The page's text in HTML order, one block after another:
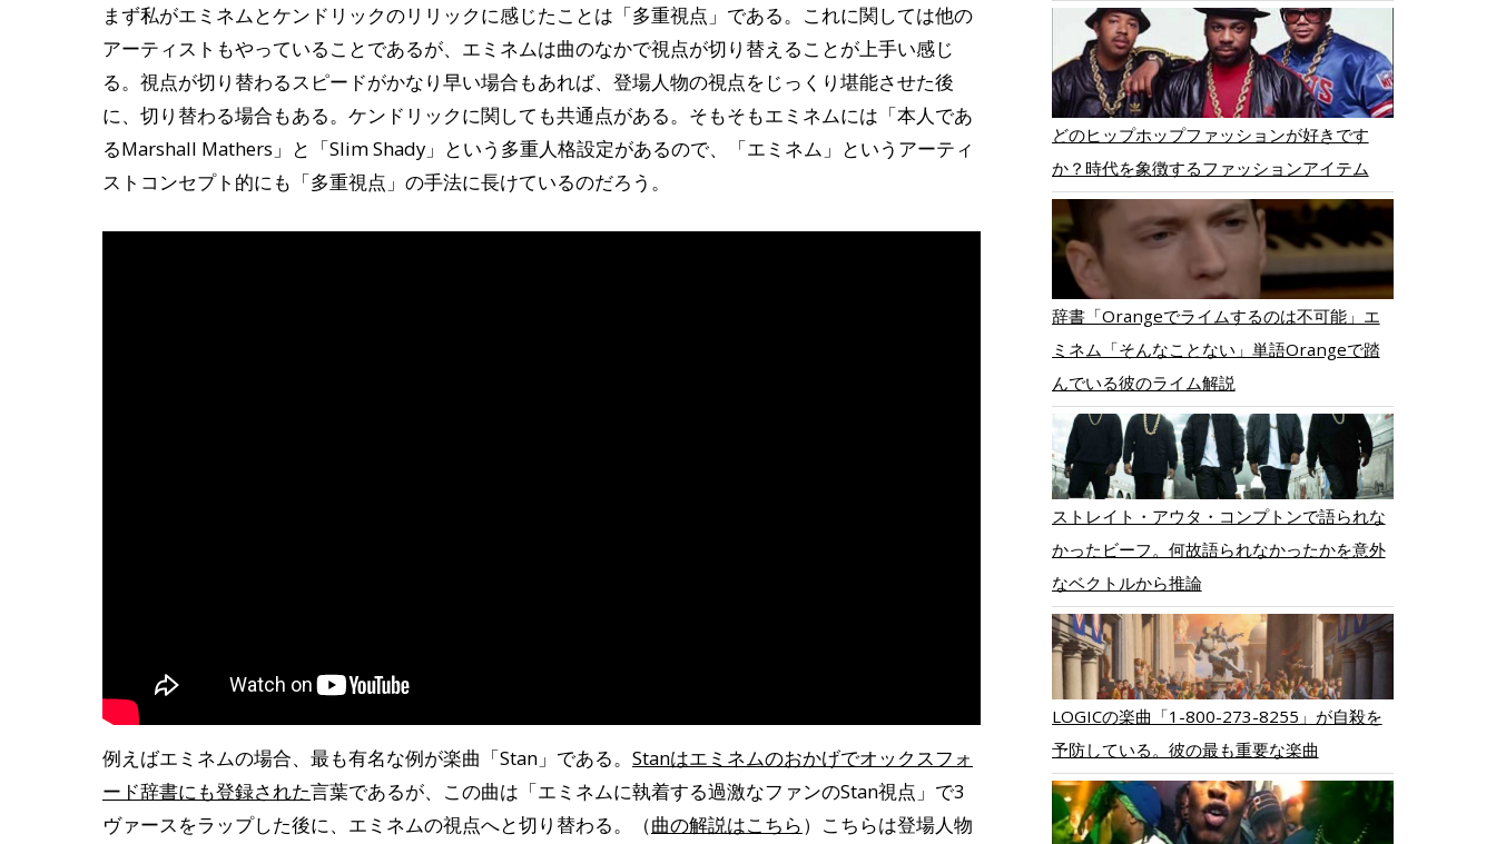
まず私がエミネムとケンドリックのリリックに感じたことは「多重視点」である。これに関しては他の
アーティストもやっていることであるが、エミネムは曲のなかで視点が切り替えることが上手い感じ
る。視点が切り替わるスピードがかなり早い場合もあれば、登場人物の視点をじっくり堪能させた後
に、切り替わる場合もある。ケンドリックに関しても共通点がある。そもそもエミネムには「本人であ
るMarshall Mathers」と「Slim Shady」という多重人格設定があるので、「エミネム」というアーティ
ストコンセプト的にも「多重視点」の手法に長けているのだろう。
例えばエミネムの場合、最も有名な例が楽曲「Stan」である。 Stanはエミネムのおかげでオックスフォ
ード辞書にも登録された言葉であるが、この曲は「エミネムに執着する過激なファンのStan視点」で3
ヴァースをラップした後に、エミネムの視点へと切り替わる。（曲の解説はこちら）こちらは登場人物
どのヒップホップファッションが好きです
か？時代を象徴するファッションアイテム
辞書「Orangeでライムするのは不可能」エ
ミネム「そんなことない」単語Orangeで踏
んでいる彼のライム解説
ストレイト・アウタ・コンプトンで語られな
かったビーフ。何故語られなかったかを意外
なベクトルから推論
LOGICの楽曲「1-800-273-8255」が自殺を
予防している。彼の最も重要な楽曲